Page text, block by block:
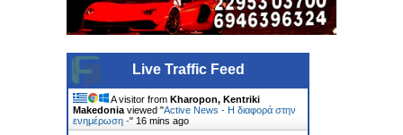
Live Traffic Feed
A visitor from Kharopon, Kentriki
Makedonia viewed "Active News - Η διαφορά στην
ενημέρωση -" 16 mins ago